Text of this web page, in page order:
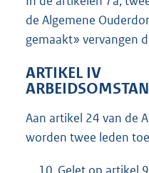
de Algemene
gemaakt» vervangen
ARTIKEL IV
Aan artikel 24 van de
worden twee leden
10.Gelet op artikel